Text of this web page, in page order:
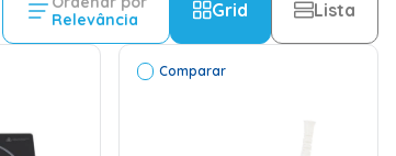
Relevância
Grid Lista
Comparar